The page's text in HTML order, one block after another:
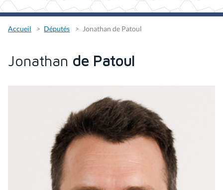
Accueil Députés Jonathan de Patoul
Jonathan de Patoul